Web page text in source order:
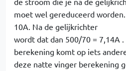
moet wel gereduceerd
10A. Na de gelijkrichter
wordt dat dan 500/70 = 7,14A .
berekening komt op iets
deze natte vinger berekening